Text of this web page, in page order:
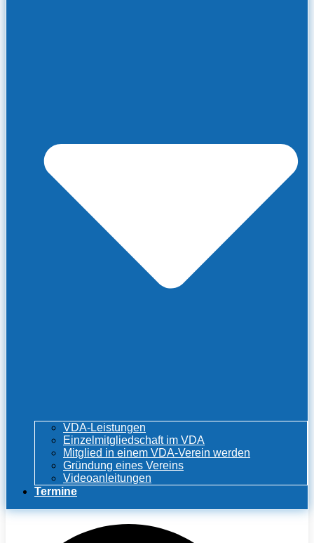
VDA-Leistungen
Einzelmitgliedschaft im VDA
Mitglied in einem VDA-Verein werden
Gründung eines Vereins
Videoanleitungen
Termine